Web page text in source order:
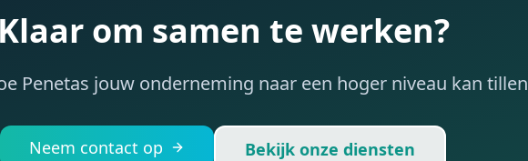
Klaar om samen te werken?
Penetas jouw onderneming naar een hoger niveau kan tillen
Neem contact op Bekijk onze diensten